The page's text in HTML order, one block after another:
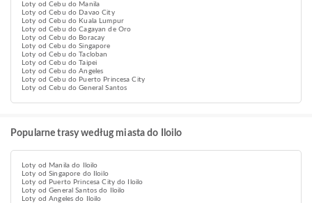
Loty od Cebu do Manila
Loty od Cebu do Davao City
Loty od Cebu do Kuala Lumpur
Loty od Cebu do Cagayan de Oro
Loty od Cebu do Boracay
Loty od Cebu do Singapore
Loty od Cebu do Tacloban
Loty od Cebu do Taipei
Loty od Cebu do Angeles
Loty od Cebu do Puerto Princesa City
Loty od Cebu do General Santos
Popularne trasy według miasta do Iloilo
Loty od Manila do Iloilo
Loty od Singapore do Iloilo
Loty od Puerto Princesa City do Iloilo
Loty od General Santos do Iloilo
Loty od Angeles do Iloilo